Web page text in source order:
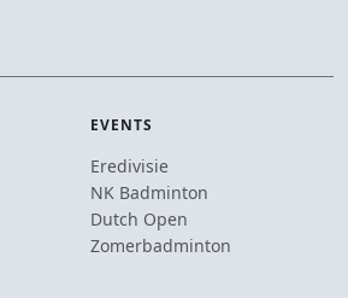
EVENTS
Eredivisie
NK Badminton
Dutch Open
Zomerbadminton